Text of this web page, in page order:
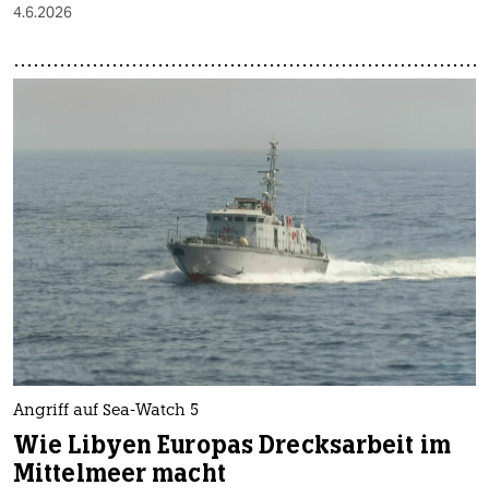
4.6.2026
Angriff auf Sea-Watch 5
Wie Libyen Europas Drecksarbeit im
Mittelmeer macht